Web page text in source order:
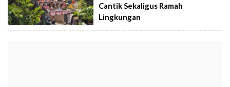
Cantik Sekaligus Ramah
Lingkungan